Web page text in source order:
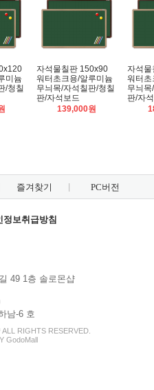
미늄
/청칠
자석물칠판 150x90
워터초크용/알루미늄
무늬목/자석칠판/청칠
판/자석보드
139,000원
자석
워터초
무늬
판/자
즐겨찾기 PC버전
정보취급방침
49 1층 솔로몬샵
남-6 호
ALL RIGHTS RESERVED.
GodoMall